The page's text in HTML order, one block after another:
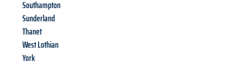
Southampton
Sunderland
Thanet
West Lothian
York